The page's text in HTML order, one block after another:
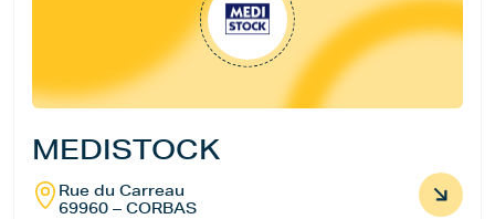
MEDISTOCK
Rue du Carreau
69960 – CORBAS